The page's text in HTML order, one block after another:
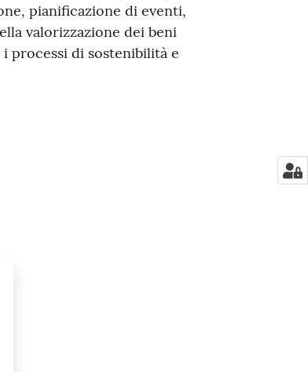
pianificazione di eventi,
valorizzazione dei beni
processi di sostenibilità e